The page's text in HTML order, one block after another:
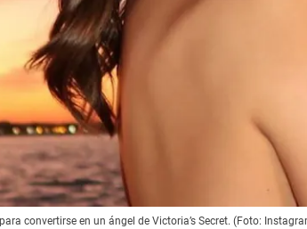
convertirse en un ángel de Victoria’s Secret. (Foto: